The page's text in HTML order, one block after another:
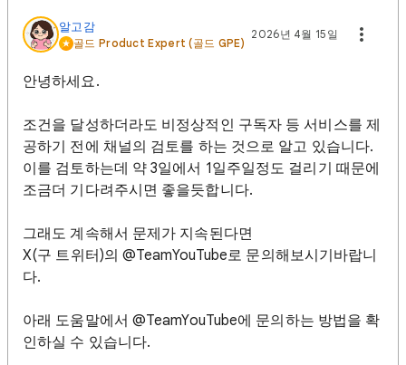
알고감
골드 Product Expert (골드 GPE)
2026년 4월 15일
안녕하세요.
조건을 달성하더라도 비정상적인 구독자 등 서비스를 제
공하기 전에 채널의 검토를 하는 것으로 알고 있습니다.
이를 검토하는데 약 3일에서 1일주일정도 걸리기 때문에
조금더 기다려주시면 좋을듯합니다.
그래도 계속해서 문제가 지속된다면
X(구 트위터)의 @TeamYouTube로 문의해보시기바랍니
다.
아래 도움말에서 @TeamYouTube에 문의하는 방법을 확
인하실 수 있습니다.